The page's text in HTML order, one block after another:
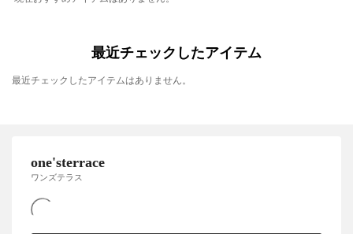
最近チェックしたアイテム
最近チェックしたアイテムはありません。
one'sterrace
ワンズテラス